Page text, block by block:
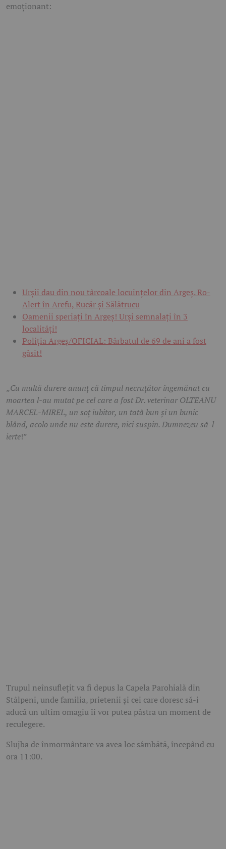
emoționant:
Urșii dau din nou târcoale locuințelor din Argeș. Ro-
Alert în Arefu, Rucăr și Sălătrucu
Oamenii speriați în Argeș! Urși semnalați în 3
localități!
Poliția Argeș/OFICIAL: Bărbatul de 69 de ani a fost
găsit!
„Cu multă durere anunț că timpul necruțător îngemănat cu
moartea l-au mutat pe cel care a fost Dr. veterinar OLTEANU
MARCEL-MIREL, un soț iubitor, un tată bun și un bunic
blând, acolo unde nu este durere, nici suspin. Dumnezeu să-l
ierte!”
Trupul neînsuflețit va fi depus la Capela Parohială din
Stâlpeni, unde familia, prietenii și cei care doresc să-i
aducă un ultim omagiu îi vor putea păstra un moment de
reculegere.
Slujba de înmormântare va avea loc sâmbătă, începând cu
ora 11:00.